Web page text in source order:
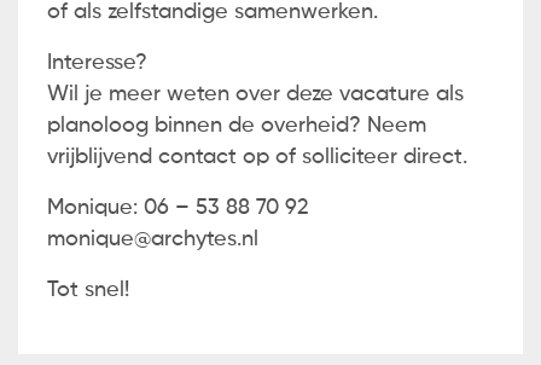
of als zelfstandige samenwerken.
Interesse?
Wil je meer weten over deze vacature als
planoloog binnen de overheid? Neem
vrijblijvend contact op of solliciteer direct.
Monique: 06 – 53 88 70 92
monique@archytes.nl
Tot snel!